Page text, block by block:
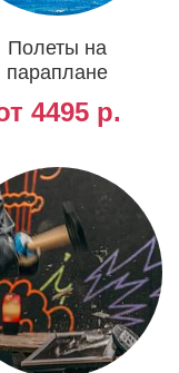
Полеты на
параплане
4495 р.